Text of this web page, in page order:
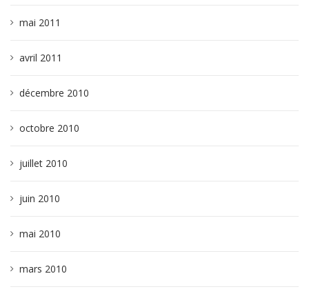
mai 2011
avril 2011
décembre 2010
octobre 2010
juillet 2010
juin 2010
mai 2010
mars 2010